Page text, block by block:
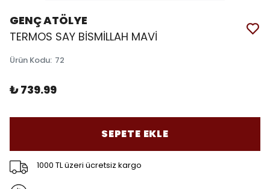
GENÇ ATÖLYE
TERMOS SAY BİSMİLLAH MAVİ
Ürün Kodu: 72
₺ 739.99
SEPETE EKLE
1000 TL üzeri ücretsiz kargo